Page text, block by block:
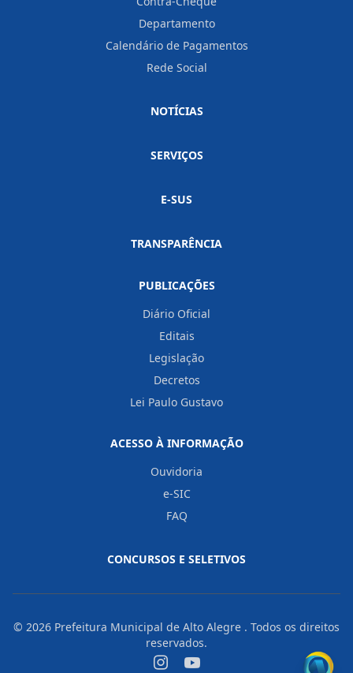
Departamento
Calendário de Pagamentos
Rede Social
NOTÍCIAS
SERVIÇOS
E-SUS
TRANSPARÊNCIA
PUBLICAÇÕES
Diário Oficial
Editais
Legislação
Decretos
Lei Paulo Gustavo
ACESSO À INFORMAÇÃO
Ouvidoria
e-SIC
FAQ
CONCURSOS E SELETIVOS
© 2026 Prefeitura Municipal de Alto Alegre . Todos os direitos
reservados.